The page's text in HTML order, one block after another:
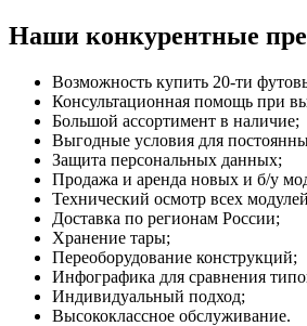
Наши конкурентные
Возможность купить 20-ти
Консультационная помощь при
Большой ассортимент в наличие;
Выгодные условия для
Защита персональных данных;
Продажа и аренда новых и б/у
Технический осмотр всех
Доставка по регионам России;
Хранение тары;
Переоборудование конструкций;
Инфографика для сравнения
Индивидуальный подход;
Высококлассное обслуживание.